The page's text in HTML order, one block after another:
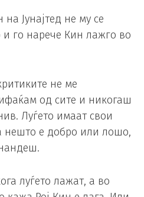
Јунајтед не му се
и го нарече Кин лажго во
не ме
од сите и никогаш
Луѓето имаат свои
нешто е добро или лошо,
луѓето лажат, а во